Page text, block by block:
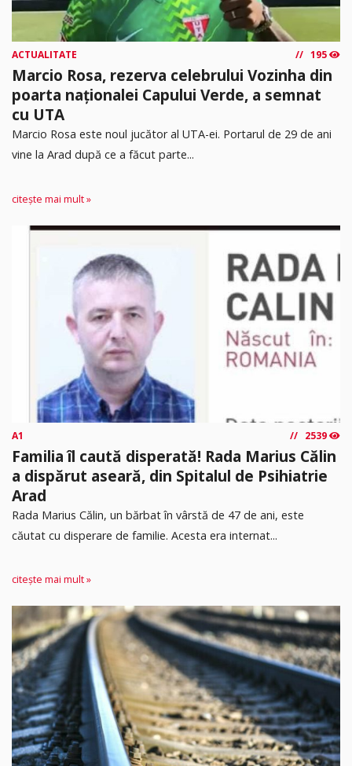
ACTUALITATE 195
Marcio Rosa, rezerva celebrului Vozinha din
poarta naționalei Capului Verde, a semnat
cu UTA
Marcio Rosa este noul jucător al UTA-ei. Portarul de 29 de ani
vine la Arad după ce a făcut parte...
citește mai mult »
A1 2539
Familia îl caută disperată! Rada Marius Călin
a dispărut aseară, din Spitalul de Psihiatrie
Arad
Rada Marius Călin, un bărbat în vârstă de 47 de ani, este
căutat cu disperare de familie. Acesta era internat...
citește mai mult »